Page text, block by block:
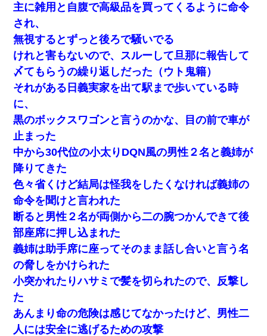
主に雑用と自腹で高級品を買ってくるように命令
され、
無視するとずっと後ろで騒いでる
けれと害もないので、スルーして旦那に報告して
〆てもらうの繰り返しだった（ウト鬼籍）
それがある日義実家を出て駅まで歩いている時
に、
黒のボックスワゴンと言うのかな、目の前で車が
止まった
中から30代位の小太りDQN風の男性２名と義姉が
降りてきた
色々省くけど結局は怪我をしたくなければ義姉の
命令を聞けと言われた
断ると男性２名が両側から二の腕つかんできて後
部座席に押し込まれた
義姉は助手席に座ってそのまま話し合いと言う名
の脅しをかけられた
小突かれたりハサミで髪を切られたので、反撃し
た
あんまり命の危険は感じてなかったけど、男性二
人には安全に逃げるための攻撃